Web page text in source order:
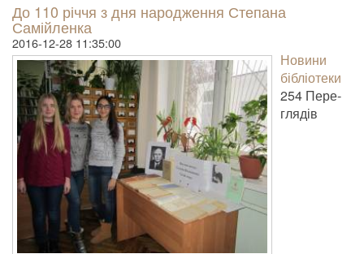
До 110 річчя з дня народження Степана
Самійленка
2016-12-28 11:35:00
Новини
бібліотеки
254 Пере­
гля­дів